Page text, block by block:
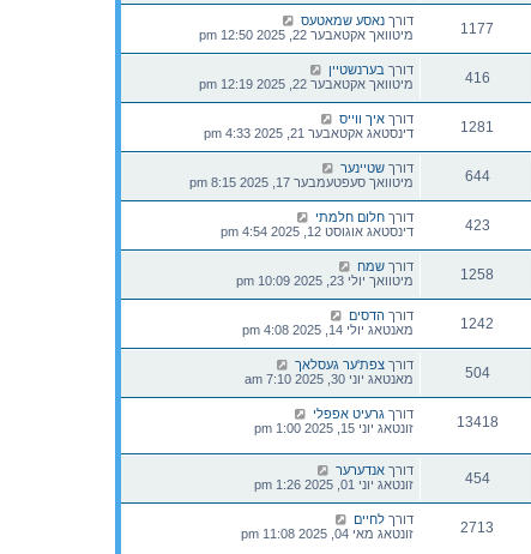
1177 דורך נאסע שמאטעס
מיטוואך אקטאבער 22, 2025 12:50 pm
416 דורך בערנשטיין
מיטוואך אקטאבער 22, 2025 12:19 pm
1281 דורך איך ווייס
דינסטאג אקטאבער 21, 2025 4:33 pm
644 דורך שטיינער
מיטוואך סעפטעמבער 17, 2025 8:15 pm
423 דורך חלום חלמתי
דינסטאג אוגוסט 12, 2025 4:54 pm
1258 דורך שמח
מיטוואך יולי 23, 2025 10:09 pm
1242 דורך הדסים
מאנטאג יולי 14, 2025 4:08 pm
504 דורך צפת'ער געסלאך
מאנטאג יוני 30, 2025 7:10 am
13418 דורך גרעיט אפפלי
זונטאג יוני 15, 2025 1:00 pm
454 דורך אנדערער
זונטאג יוני 01, 2025 1:26 pm
2713 דורך לחיים
זונטאג מאי 04, 2025 11:08 pm